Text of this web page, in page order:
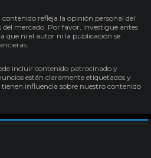
contenido refleja la opinión personal del
del mercado. Por favor, investigue antes
que ni el autor ni la publicación se
incluir contenido patrocinado y
están claramente etiquetados y
influencia sobre nuestro contenido